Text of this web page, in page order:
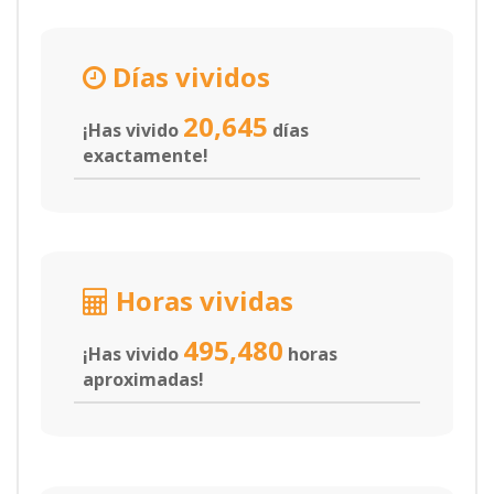
Días vividos
¡Has vivido 20,645 días
exactamente!
Horas vividas
¡Has vivido 495,480 horas
aproximadas!